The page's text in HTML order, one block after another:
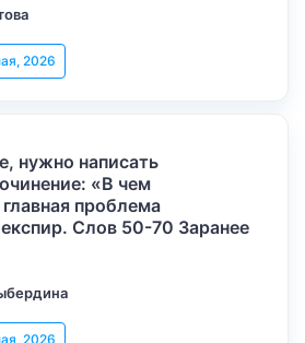
2026
нужно написать
«В чем
проблема
Слов 50-70 Заранее
2026